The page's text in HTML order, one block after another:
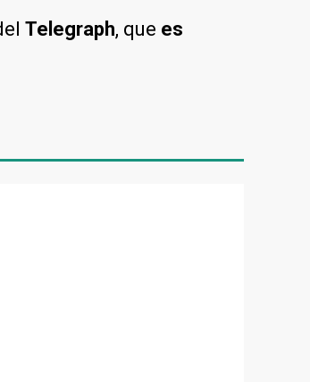
Telegraph, que es